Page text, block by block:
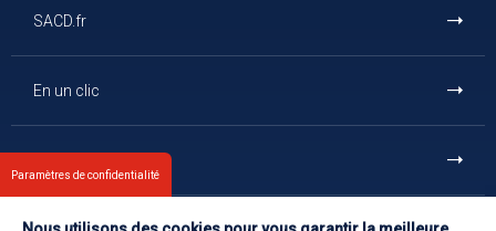
SACD.fr
En un clic
Paramètres de confidentialité